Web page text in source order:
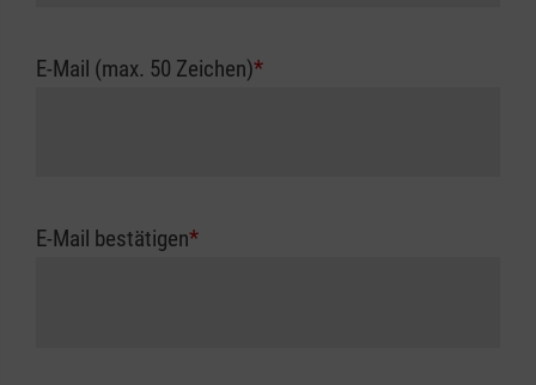
E-Mail (max. 50 Zeichen)*
E-Mail bestätigen*